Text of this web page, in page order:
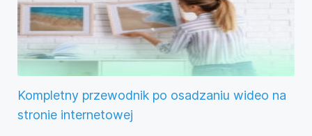
Kompletny przewodnik po osadzaniu wideo na
stronie internetowej